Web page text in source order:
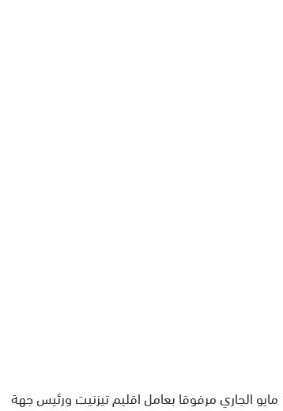
أشرف والي ولاية اكادير ادوثنان عامل صباح اليوم الاثنين 15 مايو الجاري مرفوقا بعامل اقليم تيزنيت ورئيس جهة